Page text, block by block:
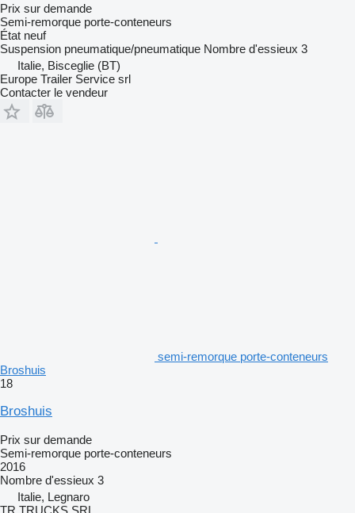
Prix sur demande
Semi-remorque porte-conteneurs
État neuf
Suspension pneumatique/pneumatique Nombre d'essieux 3
Italie, Bisceglie (BT)
Europe Trailer Service srl
Contacter le vendeur
semi-remorque porte-conteneurs
Broshuis
18
Broshuis
Prix sur demande
Semi-remorque porte-conteneurs
2016
Nombre d'essieux 3
Italie, Legnaro
TR TRUCKS SRL